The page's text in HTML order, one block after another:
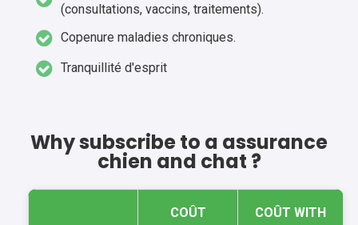
(consultations, vaccins, traitements).
Copenure maladies chroniques.
Tranquillité d'esprit
Why subscribe to a assurance
chien and chat ?
COÛT
COÛT WITH